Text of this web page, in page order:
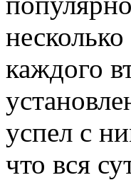
каждого
успел с
что вся